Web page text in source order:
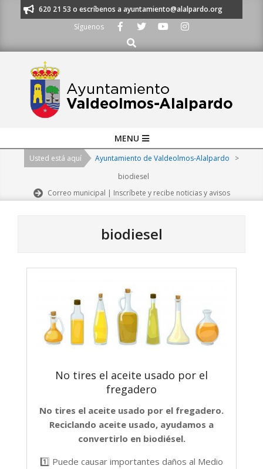
al 91 620 21 53 o escríbenos a ayuntamiento@alalpardo.org
Síguenos
Buscar
Navigation
MENU
Usted está aquí Ayuntamiento de Valdeolmos-Alalpardo
>
biodiesel
Correo municipal | Inscríbete y recibe noticias y avisos
biodiesel
No tires el aceite usado por el
fregadero
No tires el aceite usado por el fregadero.
Reciclando aceite usado, ayudamos a
convertirlo en biodiésel.
1️⃣ Puede causar importantes daños al Medio